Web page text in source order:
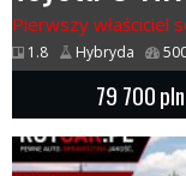
Pierwszy właściciel
1.8 Hybryda
79 700pln